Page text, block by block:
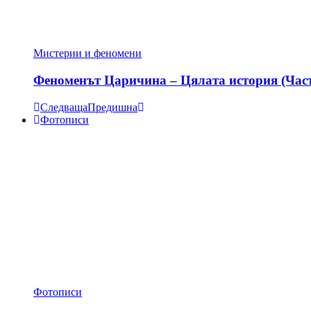
Мистерии и феномени
Феноменът Царичина – Цялата история
СледващаПредишна
Фотописи
Фотописи